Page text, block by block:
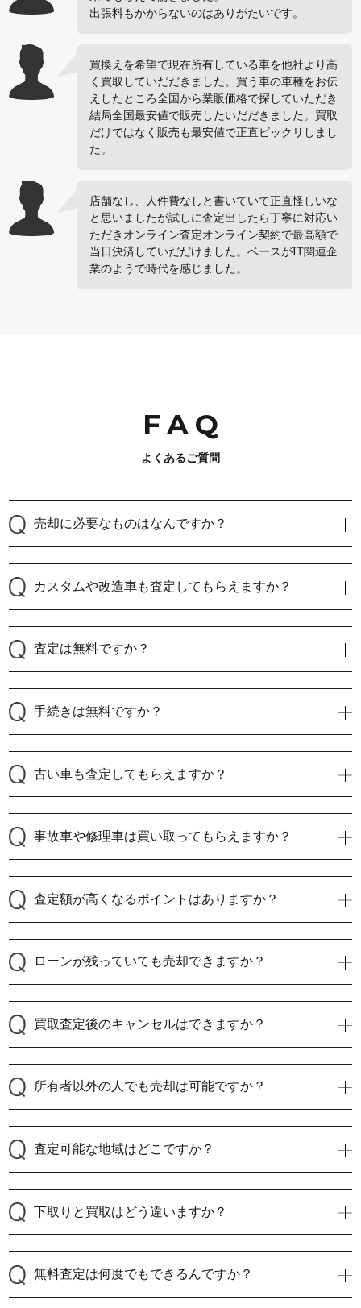
出張料もかからないのはありがたいです。
買換えを希望で現在所有している車を他社より高
く買取していだだきました。買う車の車種をお伝
えしたところ全国から業販価格で探していただき
結局全国最安値で販売したいだだきました。買取
だけではなく販売も最安値で正直ビックリしまし
た。
店舗なし、人件費なしと書いていて正直怪しいな
と思いましたが試しに査定出したら丁寧に対応い
ただきオンライン査定オンライン契約で最高額で
当日決済していだだけました。ベースがIT関連企
業のようで時代を感じました。
FA Q
よくあるご質問
売却に必要なものはなんですか？
カスタムや改造車も査定してもらえますか？
査定は無料ですか？
手続きは無料ですか？
古い車も査定してもらえますか？
事故車や修理車は買い取ってもらえますか？
査定額が高くなるポイントはありますか？
ローンが残っていても売却できますか？
買取査定後のキャンセルはできますか？
所有者以外の人でも売却は可能ですか？
査定可能な地域はどこですか？
下取りと買取はどう違いますか？
無料査定は何度でもできるんですか？